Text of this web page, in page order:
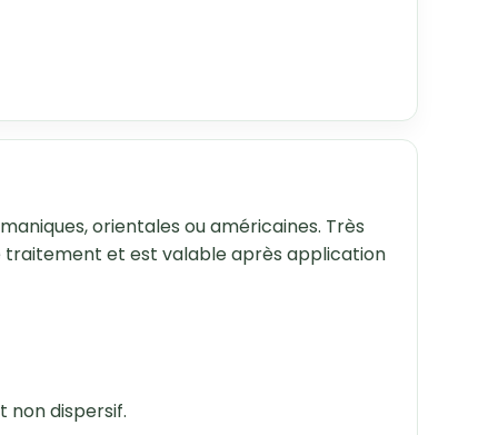
orientales ou américaines. Très
traitement et est valable après application
non dispersif.